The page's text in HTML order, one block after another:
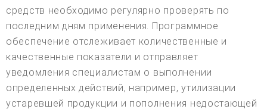
средств необходимо регулярно проверять по
последним дням применения. Программное
обеспечение отслеживает количественные и
качественные показатели и отправляет
уведомления специалистам о выполнении
определенных действий, например, утилизации
устаревшей продукции и пополнения недостающей